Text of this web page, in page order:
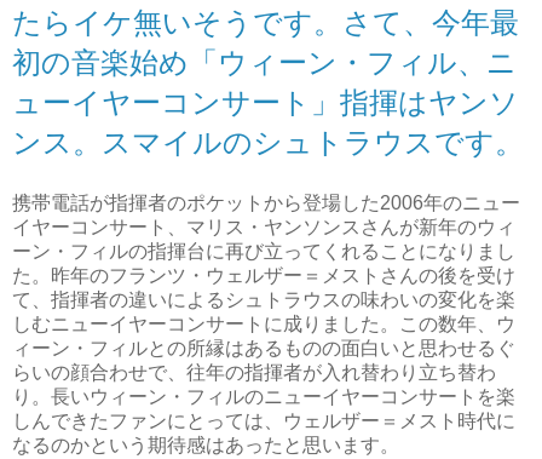
たらイケ無いそうです。さて、今年最
初の音楽始め「ウィーン・フィル、ニ
ューイヤーコンサート」指揮はヤンソ
ンス。スマイルのシュトラウスです。
携帯電話が指揮者のポケットから登場した2006年のニュー
イヤーコンサート、マリス・ヤンソンスさんが新年のウィ
ーン・フィルの指揮台に再び立ってくれることになりまし
た。昨年のフランツ・ウェルザー＝メストさんの後を受け
て、指揮者の違いによるシュトラウスの味わいの変化を楽
しむニューイヤーコンサートに成りました。この数年、ウ
ィーン・フィルとの所縁はあるものの面白いと思わせるぐ
らいの顔合わせで、往年の指揮者が入れ替わり立ち替わ
り。長いウィーン・フィルのニューイヤーコンサートを楽
しんできたファンにとっては、ウェルザー＝メスト時代に
なるのかという期待感はあったと思います。